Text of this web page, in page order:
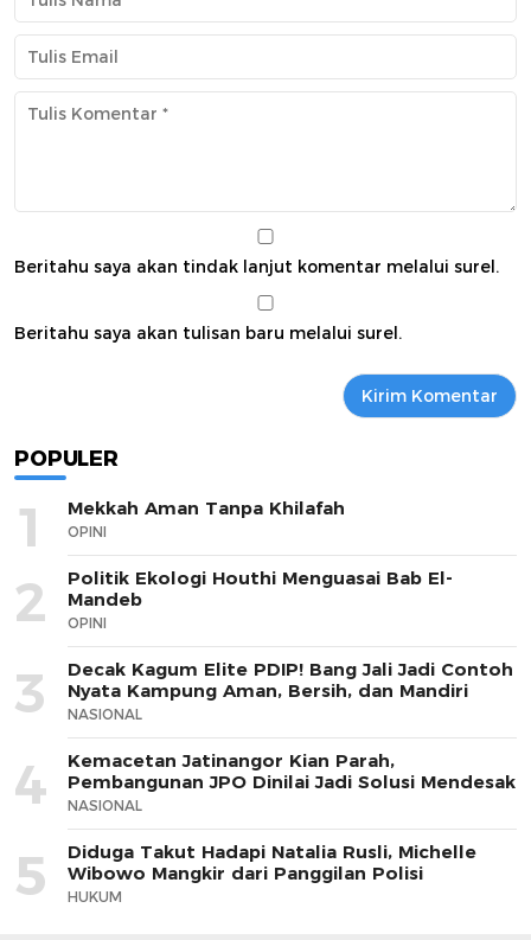
Beritahu saya akan tindak lanjut komentar melalui surel.
Beritahu saya akan tulisan baru melalui surel.
POPULER
1 Mekkah Aman Tanpa Khilafah
OPINI
2
Politik Ekologi Houthi Menguasai Bab El-
Mandeb
OPINI
3
Decak Kagum Elite PDIP! Bang Jali Jadi Contoh
Nyata Kampung Aman, Bersih, dan Mandiri
NASIONAL
4
Kemacetan Jatinangor Kian Parah,
Pembangunan JPO Dinilai Jadi Solusi Mendesak
NASIONAL
5
Diduga Takut Hadapi Natalia Rusli, Michelle
Wibowo Mangkir dari Panggilan Polisi
HUKUM